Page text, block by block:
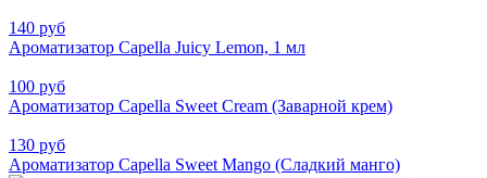
140 руб
Ароматизатор Capella Juicy Lemon, 1 мл
100 руб
Ароматизатор Capella Sweet Cream (Заварной крем)
130 руб
Ароматизатор Capella Sweet Mango (Сладкий манго)